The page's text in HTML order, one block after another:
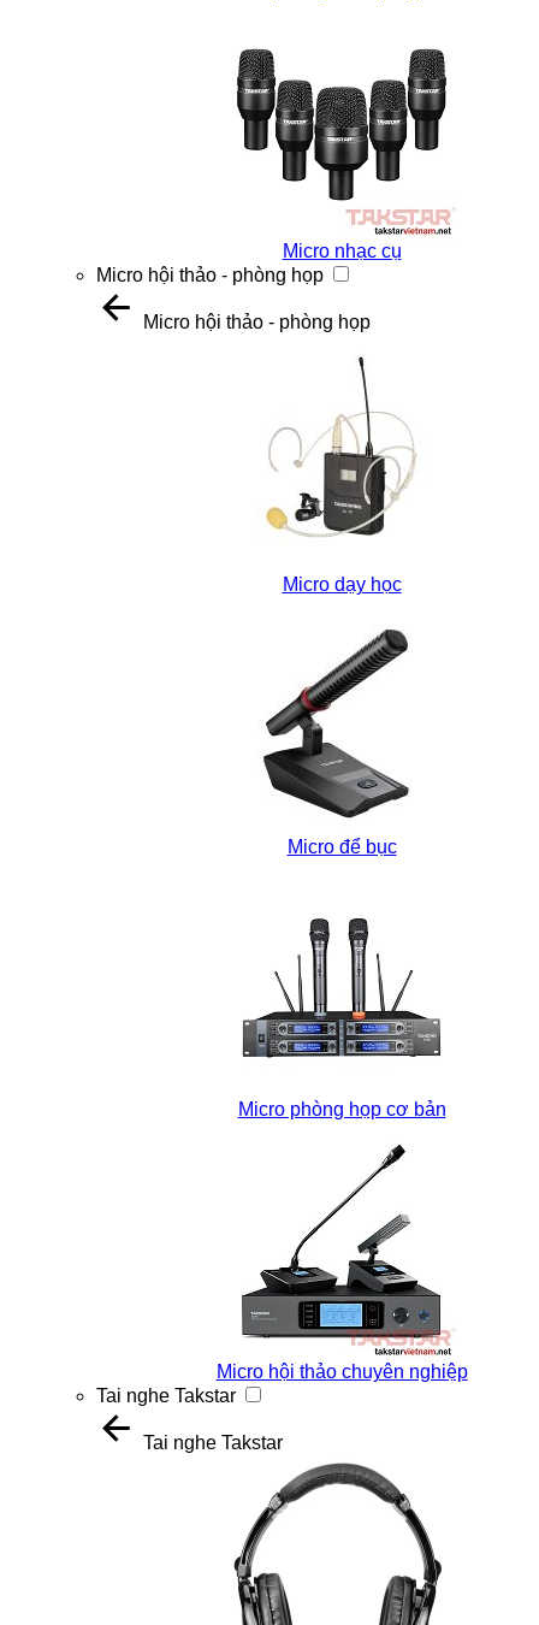
Micro nhạc cụ
Micro hội thảo - phòng họp
Micro hội thảo - phòng họp
Micro dạy học
Micro để bục
Micro phòng họp cơ bản
Micro hội thảo chuyên nghiệp
Tai nghe Takstar
Tai nghe Takstar